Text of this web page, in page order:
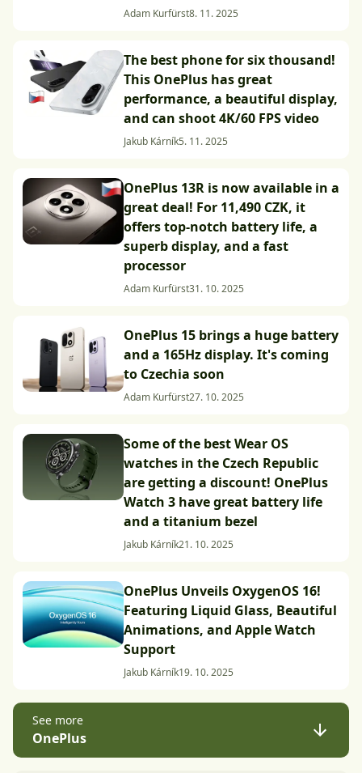
Adam Kurfürst8. 11. 2025
The best phone for six thousand!
This OnePlus has great
performance, a beautiful display,
and can shoot 4K/60 FPS video
Jakub Kárník5. 11. 2025
OnePlus 13R is now available in a
great deal! For 11,490 CZK, it
offers top-notch battery life, a
superb display, and a fast
processor
Adam Kurfürst31. 10. 2025
OnePlus 15 brings a huge battery
and a 165Hz display. It's coming
to Czechia soon
Adam Kurfürst27. 10. 2025
Some of the best Wear OS
watches in the Czech Republic
are getting a discount! OnePlus
Watch 3 have great battery life
and a titanium bezel
Jakub Kárník21. 10. 2025
OnePlus Unveils OxygenOS 16!
Featuring Liquid Glass, Beautiful
Animations, and Apple Watch
Support
Jakub Kárník19. 10. 2025
See more
OnePlus